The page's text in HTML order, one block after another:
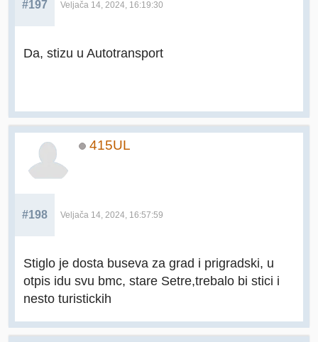
#197 Veljača 14, 2024, 16:19:30
Da, stizu u Autotransport
415UL
#198 Veljača 14, 2024, 16:57:59
Stiglo je dosta buseva za grad i prigradski, u
otpis idu svu bmc, stare Setre,trebalo bi stici i
nesto turistickih